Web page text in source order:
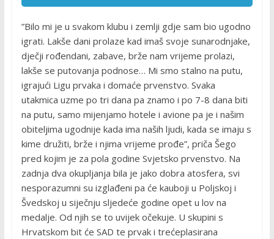
”Bilo mi je u svakom klubu i zemlji gdje sam bio ugodno
igrati. Lakše dani prolaze kad imaš svoje sunarodnjake,
dječji rođendani, zabave, brže nam vrijeme prolazi,
lakše se putovanja podnose… Mi smo stalno na putu,
igrajući Ligu prvaka i domaće prvenstvo. Svaka
utakmica uzme po tri dana pa znamo i po 7-8 dana biti
na putu, samo mijenjamo hotele i avione pa je i našim
obiteljima ugodnije kada ima naših ljudi, kada se imaju s
kime družiti, brže i njima vrijeme prođe”, priča Šego
pred kojim je za pola godine Svjetsko prvenstvo. Na
zadnja dva okupljanja bila je jako dobra atosfera, svi
nesporazumni su izglađeni pa će kauboji u Poljskoj i
Švedskoj u siječnju sljedeće godine opet u lov na
medalje. Od njih se to uvijek očekuje. U skupini s
Hrvatskom bit će SAD te prvak i trećeplasirana